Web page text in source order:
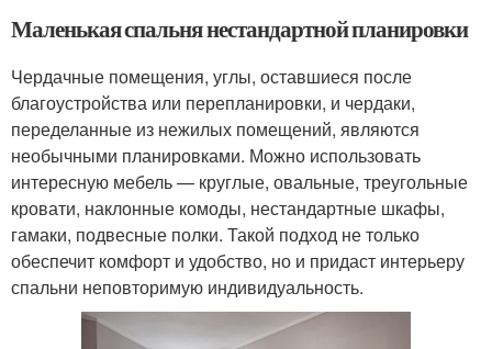
Маленькая спальня нестандартной планировки
Чердачные помещения, углы, оставшиеся после
благоустройства или перепланировки, и чердаки,
переделанные из нежилых помещений, являются
необычными планировками. Можно использовать
интересную мебель — круглые, овальные, треугольные
кровати, наклонные комоды, нестандартные шкафы,
гамаки, подвесные полки. Такой подход не только
обеспечит комфорт и удобство, но и придаст интерьеру
спальни неповторимую индивидуальность.